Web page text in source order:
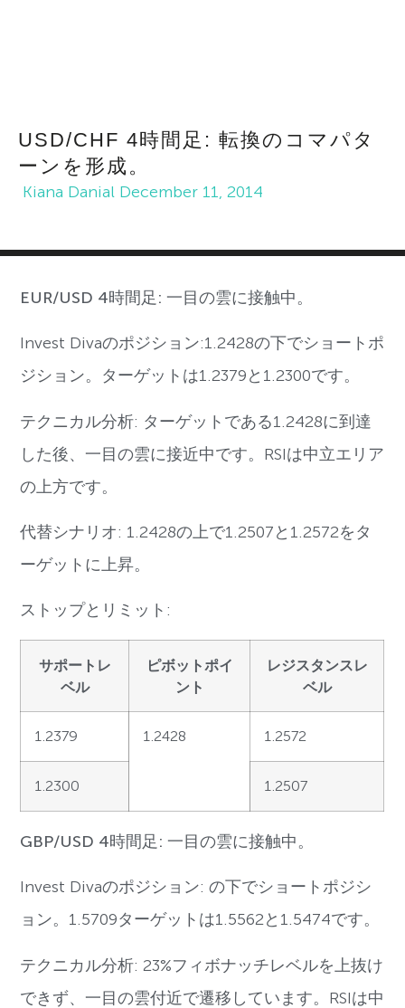
USD/CHF 4時間足: 転換のコマパタ
ーンを形成。
Kiana Danial December 11, 2014
EUR/USD 4時間足: 一目の雲に接触中。
Invest Divaのポジション:1.2428の下でショートポ
ジション。ターゲットは1.2379と1.2300です。
テクニカル分析: ターゲットである1.2428に到達
した後、一目の雲に接近中です。RSIは中立エリア
の上方です。
代替シナリオ: 1.2428の上で1.2507と1.2572をタ
ーゲットに上昇。
ストップとリミット:
サポートレ
ベル
ピボットポイ
ント
レジスタンスレ
ベル
1.2379 1.2428 1.2572
1.2300 1.2507
GBP/USD 4時間足: 一目の雲に接触中。
Invest Divaのポジション: の下でショートポジシ
ョン。1.5709ターゲットは1.5562と1.5474です。
テクニカル分析: 23%フィボナッチレベルを上抜け
できず、一目の雲付近で遷移しています。RSIは中